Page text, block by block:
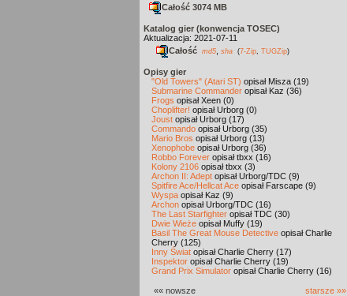
Całość 3074 MB
Katalog gier (konwencja TOSEC)
Aktualizacja: 2021-07-11
Całość md5 sha (7-Zip TUGZip)
Opisy gier
"Old Towers" (Atari ST) opisał Misza (19)
Submarine Commander opisał Kaz (36)
Frogs opisał Xeen (0)
Choplifter! opisał Urborg (0)
Joust opisał Urborg (17)
Commando opisał Urborg (35)
Mario Bros opisał Urborg (13)
Xenophobe opisał Urborg (36)
Robbo Forever opisał tbxx (16)
Kolony 2106 opisał tbxx (3)
Archon II: Adept opisał Urborg/TDC (9)
Spitfire Ace/Hellcat Ace opisał Farscape (9)
Wyspa opisał Kaz (9)
Archon opisał Urborg/TDC (16)
The Last Starfighter opisał TDC (30)
Dwie Wieże opisał Muffy (19)
Basil The Great Mouse Detective opisał Charlie
Cherry (125)
Inny Świat opisał Charlie Cherry (17)
Inspektor opisał Charlie Cherry (19)
Grand Prix Simulator opisał Charlie Cherry (16)
«« nowsze starsze »»